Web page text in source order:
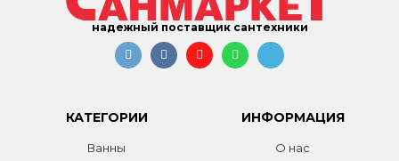
надежный поставщик сантехники
КАТЕГОРИИ
Ванны
ИНФОРМАЦИЯ
О нас